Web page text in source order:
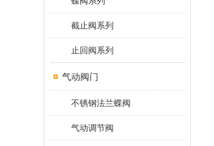
截止阀系列
止回阀系列
气动阀门
不锈钢法兰蝶阀
气动调节阀